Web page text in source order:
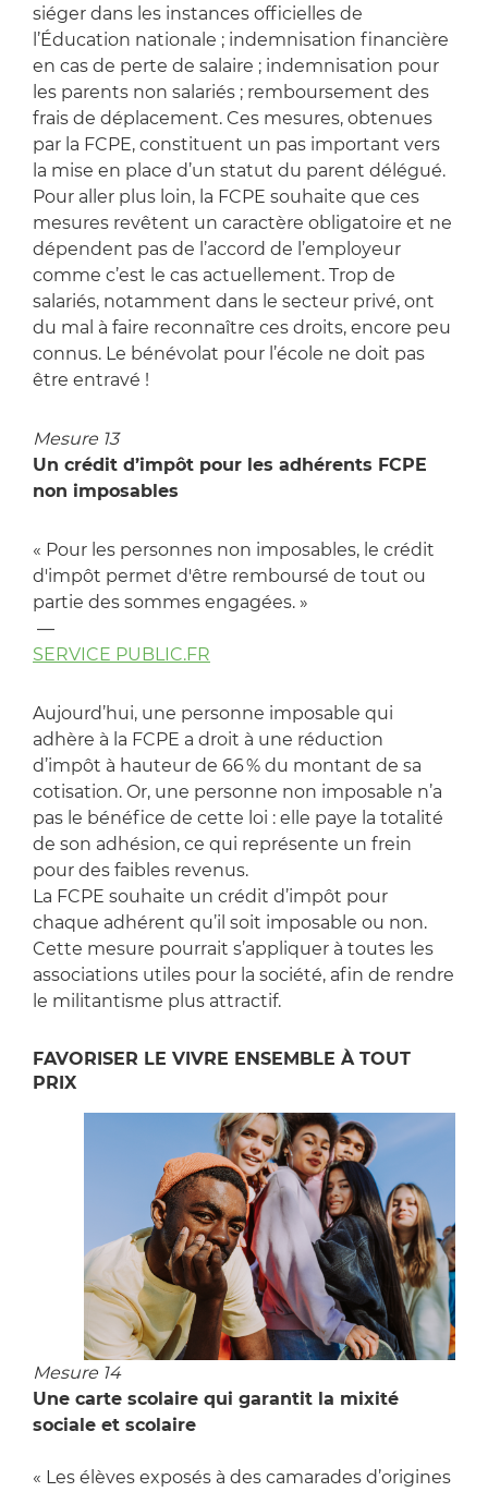
siéger dans les instances officielles de
l’Éducation nationale ; indemnisation financière
en cas de perte de salaire ; indemnisation pour
les parents non salariés ; remboursement des
frais de déplacement. Ces mesures, obtenues
par la FCPE, constituent un pas important vers
la mise en place d’un statut du parent délégué.
Pour aller plus loin, la FCPE souhaite que ces
mesures revêtent un caractère obligatoire et ne
dépendent pas de l’accord de l’employeur
comme c’est le cas actuellement. Trop de
salariés, notamment dans le secteur privé, ont
du mal à faire reconnaître ces droits, encore peu
connus. Le bénévolat pour l’école ne doit pas
être entravé !
Mesure 13
Un crédit d’impôt pour les adhérents FCPE
non imposables
« Pour les personnes non imposables, le crédit
d'impôt permet d'être remboursé de tout ou
partie des sommes engagées. »
—
SERVICE PUBLIC.FR
Aujourd’hui, une personne imposable qui
adhère à la FCPE a droit à une réduction
d’impôt à hauteur de 66 % du montant de sa
cotisation. Or, une personne non imposable n’a
pas le bénéfice de cette loi : elle paye la totalité
de son adhésion, ce qui représente un frein
pour des faibles revenus.
La FCPE souhaite un crédit d’impôt pour
chaque adhérent qu’il soit imposable ou non.
Cette mesure pourrait s’appliquer à toutes les
associations utiles pour la société, afin de rendre
le militantisme plus attractif.
FAVORISER LE VIVRE ENSEMBLE À TOUT
PRIX
Mesure 14
Une carte scolaire qui garantit la mixité
sociale et scolaire
« Les élèves exposés à des camarades d’origines